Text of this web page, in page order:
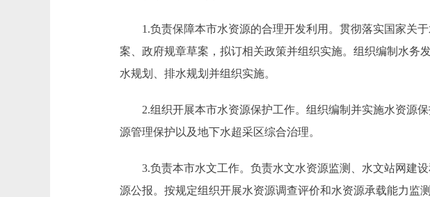
1.负责保障本市水资源的合理开发利用。贯彻落实国家关于
案、政府规章草案，拟订相关政策并组织实施。组织编制水务
水规划、排水规划并组织实施。
2.组织开展本市水资源保护工作。组织编制并实施水资源保
源管理保护以及地下水超采区综合治理。
3.负责本市水文工作。负责水文水资源监测、水文站网建设
源公报。按规定组织开展水资源调查评价和水资源承载能力监测